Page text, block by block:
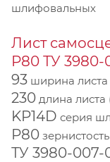
шлифовальных
Лист
Р80 ТУ 3980-
93 ширина
230 длина листа
KP14D серия
Р80
ТУ 3980-007-